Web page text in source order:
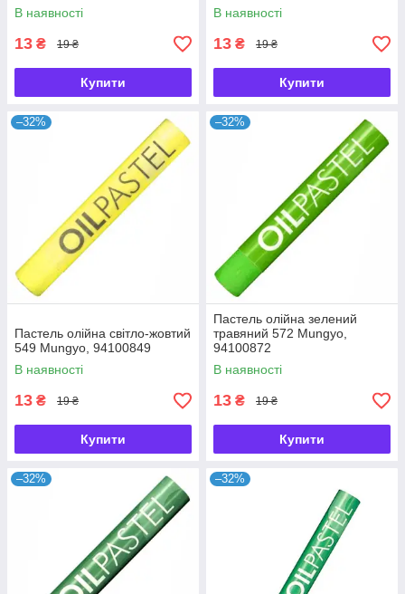
В наявності
13 ₴ 19 ₴
Купити
В наявності
13 ₴ 19 ₴
Купити
–32%
Пастель олійна світло-жовтий
549 Mungyo, 94100849
В наявності
13 ₴ 19 ₴
Купити
–32%
Пастель олійна зелений
травяний 572 Mungyo,
94100872
В наявності
13 ₴ 19 ₴
Купити
–32% –32%